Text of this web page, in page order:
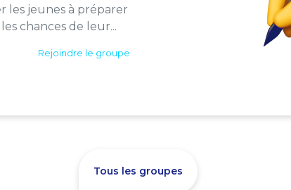
les jeunes à préparer
chances de leur...
Rejoindre le groupe
Tous les groupes